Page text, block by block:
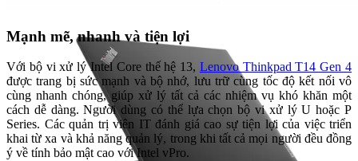
Mạnh mẽ, nhanh và tiện lợi
Với bộ vi xử lý Intel Core thế hệ 13, Lenovo Thinkpad T14 Gen 4
được trang bị sức mạnh và bộ nhớ, lưu trữ cùng tốc độ kết nối vô
cùng nhanh chóng, giúp xử lý tất cả các nhiệm vụ khó khăn một
cách dễ dàng. Người dùng có thể lựa chọn bộ vi xử lý U hoặc P
Series. Các quản trị viên IT đánh giá cao sự tiện lợi của việc triển
khai từ xa và khả năng quản lý, trong khi tất cả mọi người đều đồng
ý về tính bảo mật cao với Intel vPro.